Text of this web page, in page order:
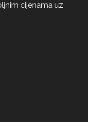
cijenama uz